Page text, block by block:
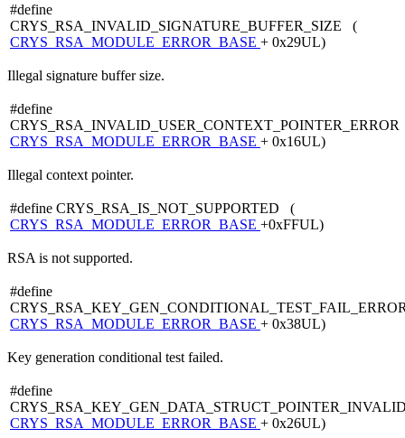
#define
CRYS_RSA_INVALID_SIGNATURE_BUFFER_SIZE (
CRYS_RSA_MODULE_ERROR_BASE + 0x29UL)
Illegal signature buffer size.
#define
CRYS_RSA_MODULE_ERROR_BASE + 0x16UL)
Illegal context pointer.
#define CRYS_RSA_IS_NOT_SUPPORTED (
CRYS_RSA_MODULE_ERROR_BASE +0xFFUL)
RSA is not supported.
#define
CRYS_RSA_MODULE_ERROR_BASE + 0x38UL)
Key generation conditional test failed.
#define
CRYS_RSA_MODULE_ERROR_BASE + 0x26UL)